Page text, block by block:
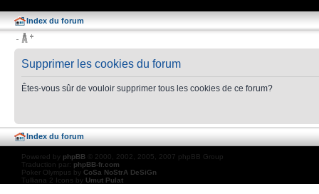
Index du forum
Supprimer les cookies du forum
Êtes-vous sûr de vouloir supprimer tous les cookies de ce forum?
Index du forum
Powered by phpBB © 2000, 2002, 2005, 2007 phpBB Group
Traduction par: phpBB-fr.com
Poker Olympus by CoSa NoStrA DeSiGn
Tulliana 2 Icons by Umut Pulat